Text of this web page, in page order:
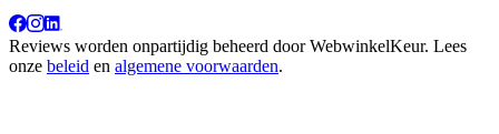
Reviews worden onpartijdig beheerd doorWebwinkelKeur. Lees
onze beleid en algemene voorwaarden.